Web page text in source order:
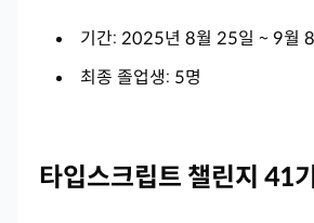
기간: 2025년 8월 25일 ~ 9월
최종 졸업생: 5명
타입스크립트 챌린지 41기